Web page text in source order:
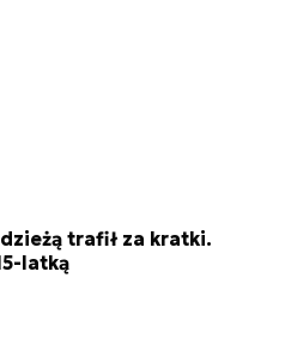
trafił za kratki.
latką